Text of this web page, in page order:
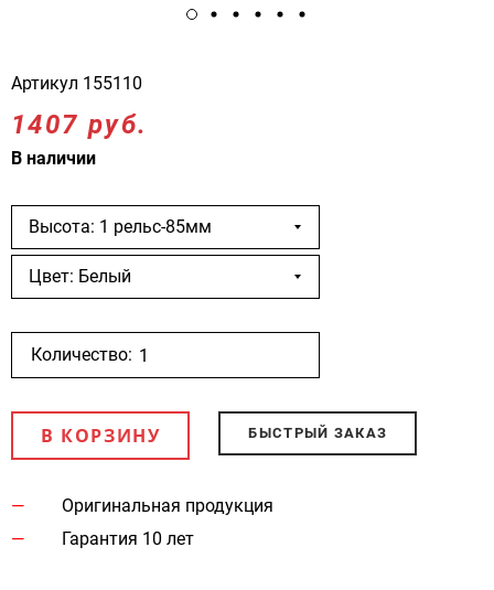
Артикул 155110
1407 руб.
В наличии
Высота: 1 рельс-85мм
Цвет: Белый
Количество:
В КОРЗИНУ БЫСТРЫЙ ЗАКАЗ
Оригинальная продукция
Гарантия 10 лет